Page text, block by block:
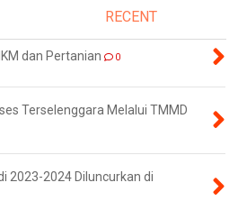
RECENT
dan Pertanian 0
Terselenggara Melalui TMMD
2023-2024 Diluncurkan di